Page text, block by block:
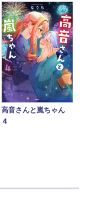
高音さんと嵐ちゃん
４